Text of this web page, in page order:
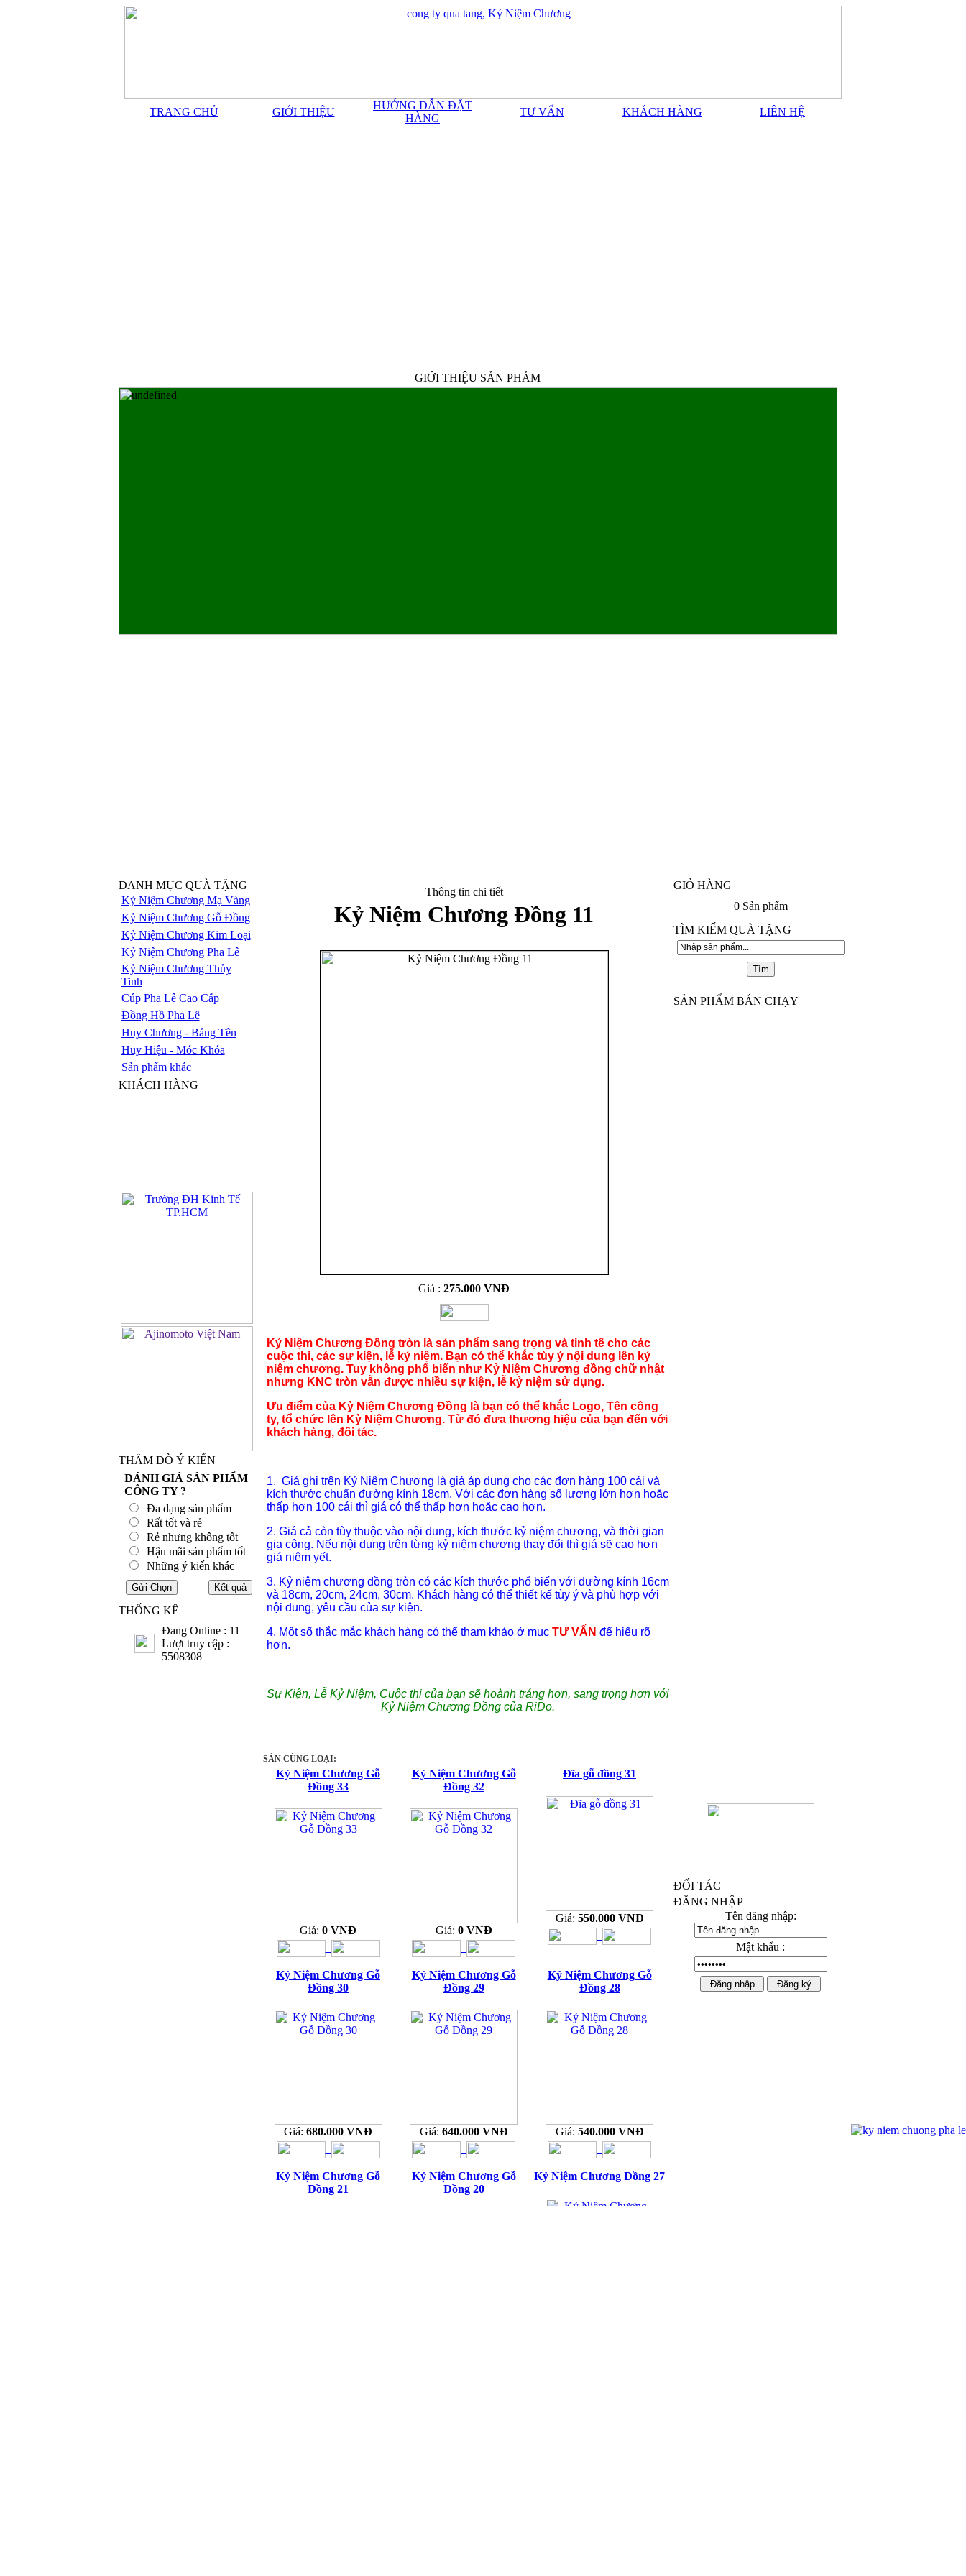
TRANG CHỦ GIỚI THIỆU
HƯỚNG DẪN ĐẶT
HÀNG
TƯ VẤN KHÁCH HÀNG LIÊN HỆ
GIỚI THIỆU SẢN PHẢM
DANH MỤC QUÀ TẶNG
Kỷ Niệm Chương Mạ Vàng
Kỷ Niệm Chương Gỗ Đồng
Kỷ Niệm Chương Kim Loại
Kỷ Niệm Chương Pha Lê
Kỷ Niệm Chương Thủy
Tinh
Cúp Pha Lê Cao Cấp
Đồng Hồ Pha Lê
Huy Chương - Bảng Tên
Huy Hiệu - Móc Khóa
Sản phẩm khác
KHÁCH HÀNG
THĂM DÒ Ý KIẾN
ĐÁNH GIÁ SẢN PHẨM
CÔNG TY ?
Đa dạng sản phẩm
Rất tốt và rẻ
Rẻ nhưng không tốt
Hậu mãi sản phẩm tốt
Những ý kiến khác
THỐNG KÊ
Đang Online : 11
Lượt truy cập :
5508308
Thông tin chi tiết
Kỷ Niệm Chương Đồng 11
Giá : 275.000 VNĐ
Kỷ Niệm Chương Đồng tròn là sản phẩm sang trọng và tinh tế cho các
cuộc thi, các sự kiện, lễ kỷ niệm. Bạn có thể khắc tùy ý nội dung lên kỷ
niệm chương. Tuy không phổ biến như Kỷ Niệm Chương đồng chữ nhật
nhưng KNC tròn vẫn được nhiều sự kiện, lễ kỷ niệm sử dụng.
Ưu điểm của Kỷ Niệm Chương Đồng là bạn có thể khắc Logo, Tên công
ty, tổ chức lên Kỷ Niệm Chương. Từ đó đưa thương hiệu của bạn đến với
khách hàng, đối tác.
1. Giá ghi trên Kỷ Niệm Chương là giá áp dụng cho các đơn hàng 100 cái và
kích thước chuẩn đường kính 18cm. Với các đơn hàng số lượng lớn hơn hoặc
thấp hơn 100 cái thì giá có thể thấp hơn hoặc cao hơn.
2. Giá cả còn tùy thuộc vào nội dung, kích thước kỷ niệm chương, và thời gian
gia công. Nếu nội dung trên từng kỷ niệm chương thay đổi thì giá sẽ cao hơn
giá niêm yết.
3. Kỷ niệm chương đồng tròn có các kích thước phổ biến với đường kính 16cm
và 18cm, 20cm, 24cm, 30cm. Khách hàng có thể thiết kế tùy ý và phù hợp với
nội dung, yêu cầu của sự kiện.
4. Một số thắc mắc khách hàng có thể tham khảo ở mục TƯ VẤN để hiểu rõ
hơn.
Sự Kiện, Lễ Kỷ Niệm, Cuộc thi của bạn sẽ hoành tráng hơn, sang trọng hơn với
Kỷ Niệm Chương Đồng của RiDo.
SẢN CÙNG LOẠI:
Kỷ Niệm Chương Gỗ
Đồng 33
Giá: 0 VNĐ
Kỷ Niệm Chương Gỗ
Đồng 32
Giá: 0 VNĐ
Đĩa gỗ đồng 31
Giá: 550.000 VNĐ
Kỷ Niệm Chương Gỗ
Đồng 30
Giá: 680.000 VNĐ
Kỷ Niệm Chương Gỗ
Đồng 29
Giá: 640.000 VNĐ
Kỷ Niệm Chương Gỗ
Đồng 28
Giá: 540.000 VNĐ
Kỷ Niệm Chương Gỗ
Đồng 21
Kỷ Niệm Chương Gỗ
Đồng 20
Kỷ Niệm Chương Đồng 27
GIỎ HÀNG
0Sản phẩm
TÌM KIẾM QUÀ TẶNG
SẢN PHẨM BÁN CHẠY
Kỷ Niệm Chương Đồng 03
ĐỐI TÁC
ĐĂNG NHẬP
Tên đăng nhập:
Mật khẩu :